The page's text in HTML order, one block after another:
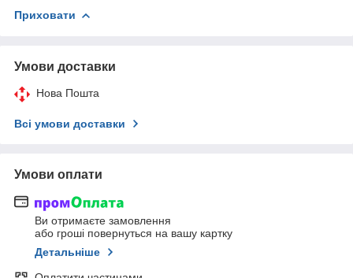
Приховати
Умови доставки
Нова Пошта
Всі умови доставки
Умови оплати
Ви отримаєте замовлення
або гроші повернуться на вашу картку
Детальніше